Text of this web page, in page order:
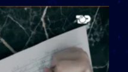
BB VIP: Do më
kur…